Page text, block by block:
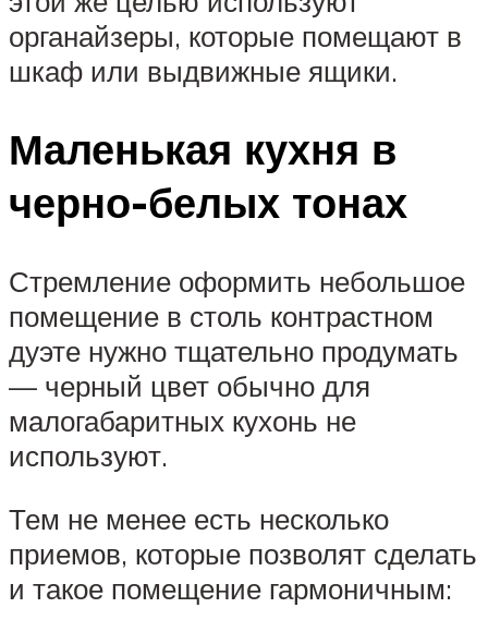
органайзеры, которые помещают в
шкаф или выдвижные ящики.
Маленькая кухня в
черно-белых тонах
Стремление оформить небольшое
помещение в столь контрастном
дуэте нужно тщательно продумать
— черный цвет обычно для
малогабаритных кухонь не
используют.
Тем не менее есть несколько
приемов, которые позволят сделать
и такое помещение гармоничным: